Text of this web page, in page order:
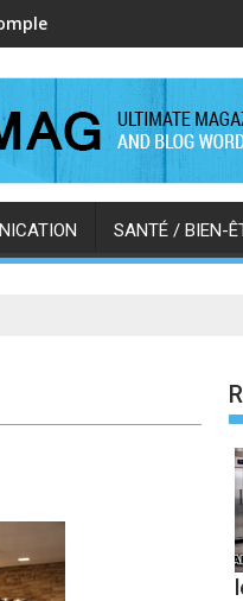
pour bien s’équiper
SANTÉ / BIEN-